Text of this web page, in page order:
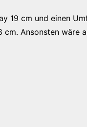
19 cm und einen
Ansonsten wäre